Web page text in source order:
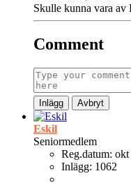
Skulle kunna vara av
Comment
Inlägg Avbryt
Eskil
Seniormedlem
Reg.datum: okt
Inlägg: 1062